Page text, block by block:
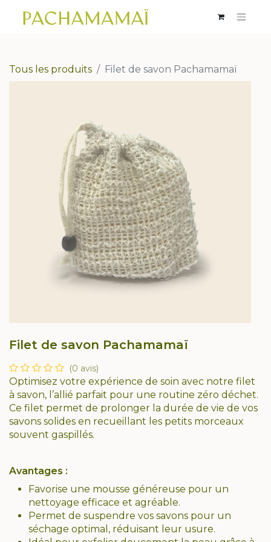
Tous les produits Filet de savon Pachamamaï
Filet de savon Pachamamaï
(0 avis)
Optimisez votre expérience de soin avec notre filet
à savon, l’allié parfait pour une routine zéro déchet.
Ce filet permet de prolonger la durée de vie de vos
savons solides en recueillant les petits morceaux
souvent gaspillés.
Avantages :
Favorise une mousse généreuse pour un
nettoyage efficace et agréable.
Permet de suspendre vos savons pour un
séchage optimal, réduisant leur usure.